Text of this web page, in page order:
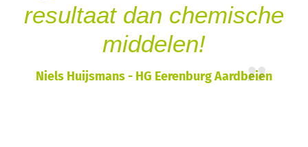
resultaat dan chemische
middelen!
Niels Huijsmans - HG Eerenburg Aardbeien
”